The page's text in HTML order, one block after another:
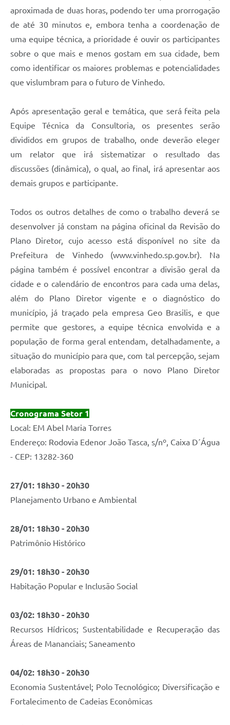
aproximada de duas horas, podendo ter uma prorrogação
de até 30 minutos e, embora tenha a coordenação de
uma equipe técnica, a prioridade é ouvir os participantes
sobre o que mais e menos gostam em sua cidade, bem
como identificar os maiores problemas e potencialidades
que vislumbram para o futuro de Vinhedo.
Após apresentação geral e temática, que será feita pela
Equipe Técnica da Consultoria, os presentes serão
divididos em grupos de trabalho, onde deverão eleger
um relator que irá sistematizar o resultado das
discussões (dinâmica), o qual, ao final, irá apresentar aos
demais grupos e participante.
Todos os outros detalhes de como o trabalho deverá se
desenvolver já constam na página oficinal da Revisão do
Plano Diretor, cujo acesso está disponível no site da
Prefeitura de Vinhedo (www.vinhedo.sp.gov.br). Na
página também é possível encontrar a divisão geral da
cidade e o calendário de encontros para cada uma delas,
além do Plano Diretor vigente e o diagnóstico do
município, já traçado pela empresa Geo Brasilis, e que
permite que gestores, a equipe técnica envolvida e a
população de forma geral entendam, detalhadamente, a
situação do município para que, com tal percepção, sejam
elaboradas as propostas para o novo Plano Diretor
Municipal.
Cronograma Setor 1
Local: EM Abel Maria Torres
Endereço: Rodovia Edenor João Tasca, s/nº, Caixa D´Água
- CEP: 13282-360
27/01: 18h30 - 20h30
Planejamento Urbano e Ambiental
28/01: 18h30 - 20h30
Patrimônio Histórico
29/01: 18h30 - 20h30
Habitação Popular e Inclusão Social
03/02: 18h30 - 20h30
Recursos Hídricos; Sustentabilidade e Recuperação das
Áreas de Mananciais; Saneamento
04/02: 18h30 - 20h30
Economia Sustentável; Polo Tecnológico; Diversificação e
Fortalecimento de Cadeias Econômicas